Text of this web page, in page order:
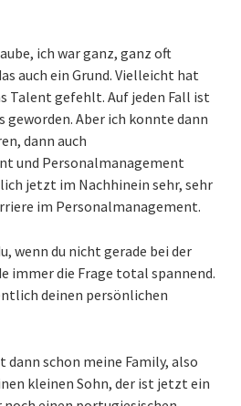
ich war ganz, ganz oft
auch ein Grund. Vielleicht hat
Talent gefehlt. Auf jeden Fall ist
geworden. Aber ich konnte dann
dann auch
und Personalmanagement
jetzt im Nachhinein sehr, sehr
im Personalmanagement.
wenn du nicht gerade bei der
immer die Frage total spannend.
deinen persönlichen
dann schon meine Family, also
kleinen Sohn, der ist jetzt ein